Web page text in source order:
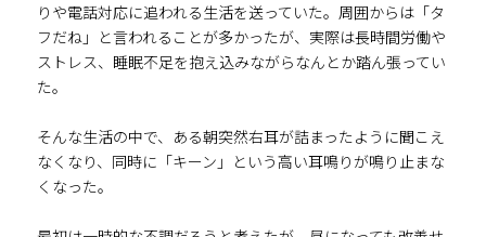
りや電話対応に追われる生活を送っていた。周囲からは「タ
フだね」と言われることが多かったが、実際は長時間労働や
ストレス、睡眠不足を抱え込みながらなんとか踏ん張ってい
た。
そんな生活の中で、ある朝突然右耳が詰まったように聞こえ
なくなり、同時に「キーン」という高い耳鳴りが鳴り止まな
くなった。